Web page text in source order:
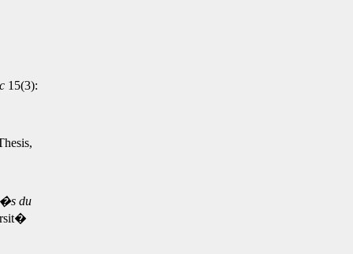
15(3):
du